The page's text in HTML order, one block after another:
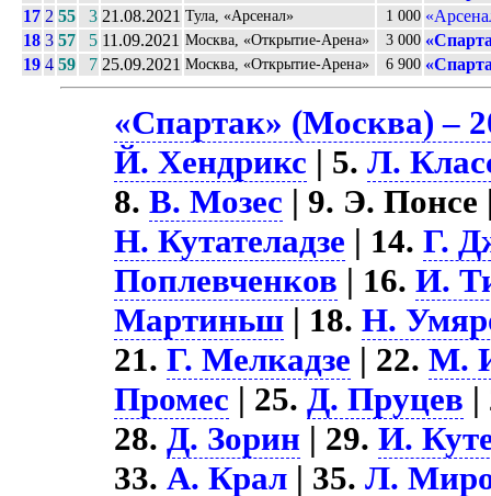
17 2 55 3 21.08.2021 Тула, «Арсенал» 1 000
18 3 57 5 11.09.2021 Москва, «Открытие-Арена» 3 000
19 4 59 7 25.09.2021 Москва, «Открытие-Арена» 6 900
«Спартак» (Москва) –
Й. Хендрикс | 5.Л.
8.В. Мозес | 9. Э. Понсе
Н. Кутателадзе | 14.Г.
Поплевченков | 16.И.
Мартиньш | 18.Н.
21.Г. Мелкадзе | 22.М.
Промес | 25.Д. Пруцев |
28.Д. Зорин | 29.И.
33.А. Крал | 35.Л.